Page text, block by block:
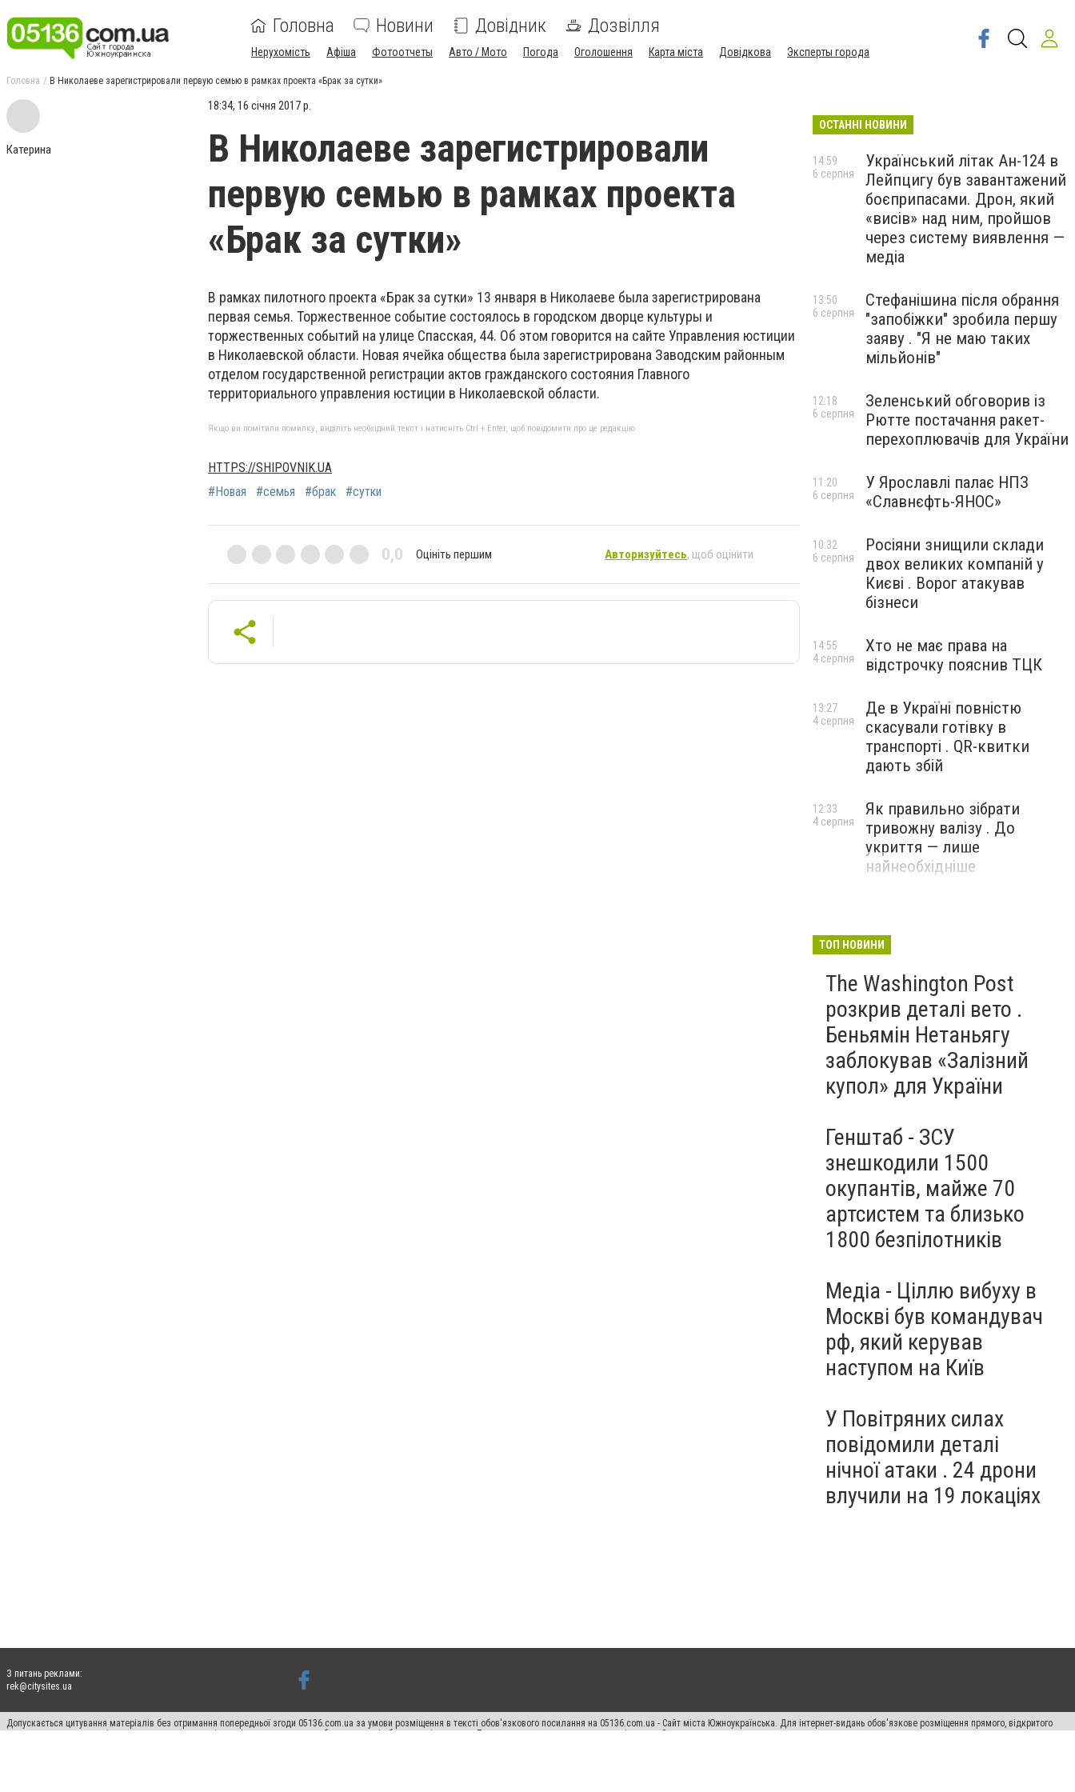
Головна Новини Довідник Дозвілля
Нерухомість Афіша Фотоотчеты Авто / Мото Погода Оголошення Карта міста Довідкова Эксперты города
Головна В Николаеве зарегистрировали первую семью в рамках проекта «Брак за сутки»
Катерина
18:34, 16 січня 2017 р.
В Николаеве зарегистрировали
первую семью в рамках проекта
«Брак за сутки»
В рамках пилотного проекта «Брак за сутки» 13 января в Николаеве была зарегистрирована
первая семья. Торжественное событие состоялось в городском дворце культуры и
торжественных событий на улице Спасская, 44. Об этом говорится на сайте Управления юстиции
в Николаевской области. Новая ячейка общества была зарегистрирована Заводским районным
отделом государственной регистрации актов гражданского состояния Главного
территориального управления юстиции в Николаевской области.
Якщо ви помітили помилку, виділіть необхідний текст і натисніть Ctrl + Enter, щоб повідомити про це редакцію
HTTPS://SHIPOVNIK.UA
#Новая
#семья #брак #сутки
0,0 Оцініть першим Авторизуйтесь, щоб оцінити
ОСТАННІ НОВИНИ
Український літак Ан-124 в
Лейпцигу був завантажений
боєприпасами. Дрон, який
«висів» над ним, пройшов
через систему виявлення —
медіа
14:59
6 серпня
Стефанішина після обрання
"запобіжки" зробила першу
заяву . "Я не маю таких
мільйонів"
13:50
6 серпня
Зеленський обговорив із
Рютте постачання ракет-
перехоплювачів для України
12:18
6 серпня
У Ярославлі палає НПЗ
«Славнєфть-ЯНОС»
11:20
6 серпня
Росіяни знищили склади
двох великих компаній у
Києві . Ворог атакував
бізнеси
10:32
6 серпня
Хто не має права на
відстрочку пояснив ТЦК
14:55
4 серпня
Де в Україні повністю
скасували готівку в
транспорті . QR-квитки
дають збій
13:27
4 серпня
Як правильно зібрати
тривожну валізу . До
укриття — лише
найнеобхідніше
12:33
4 серпня
ТОП НОВИНИ
The Washington Post
розкрив деталі вето .
Беньямін Нетаньягу
заблокував «Залізний
купол» для України
Генштаб - ЗСУ
знешкодили 1500
окупантів, майже 70
артсистем та близько
1800 безпілотників
Медіа - Ціллю вибуху в
Москві був командувач
рф, який керував
наступом на Київ
У Повітряних силах
повідомили деталі
нічної атаки . 24 дрони
влучили на 19 локаціях
З питань реклами:
rek@citysites.ua
Допускається цитування матеріалів без отримання попередньої згоди 05136.com.ua за умови розміщення в тексті обов'язкового посилання на 05136.com.ua - Сайт міста Южноукраїнська. Для інтернет-видань обов'язкове розміщення прямого, відкритого
для пошукових систем гіперпосилання на цитовані статті не нижче другого абзацу в тексті або в якості джерела. Порушення виняткових прав переслідується Законом.